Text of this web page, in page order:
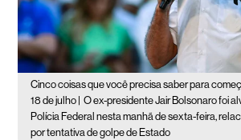
Cinco coisas que você precisa saber para
18 de julho |
O ex-presidente Jair Bolsonaro foi
Polícia Federal nesta manhã de sexta-feira,
por tentativa de golpe de Estado